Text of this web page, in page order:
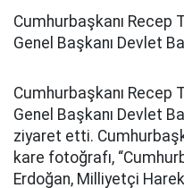
Cumhurbaşkanı Recep
Genel Başkanı Devlet
Cumhurbaşkanı Recep
Genel Başkanı Devlet
ziyaret etti.
kare fotoğrafı,
Erdoğan, Milliyetçi